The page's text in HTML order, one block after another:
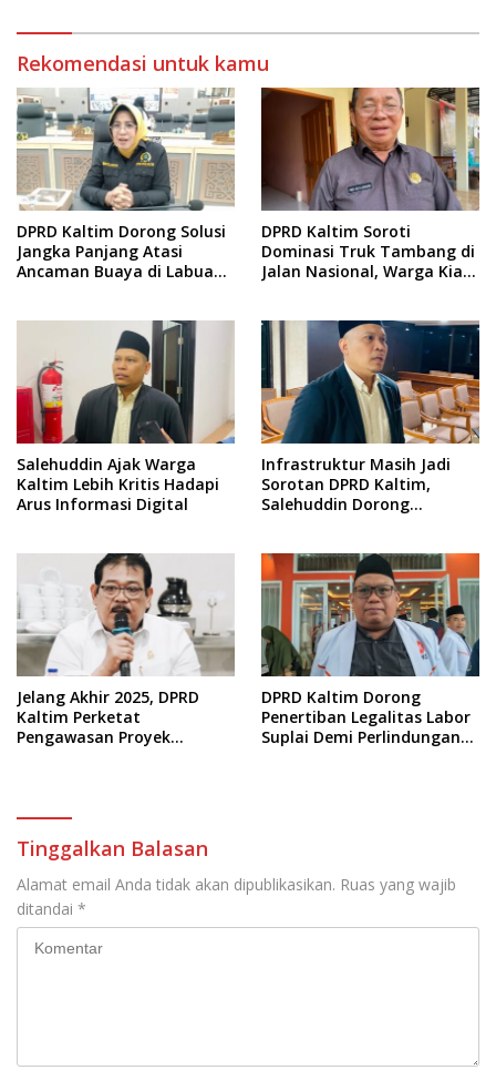
Rekomendasi untuk kamu
DPRD Kaltim Dorong Solusi
Jangka Panjang Atasi
Ancaman Buaya di Labuan
DPRD Kaltim Soroti
Dominasi Truk Tambang di
Jalan Nasional, Warga Kian
Salehuddin Ajak Warga
Kaltim Lebih Kritis Hadapi
Arus Informasi Digital
Infrastruktur Masih Jadi
Sorotan DPRD Kaltim,
Salehuddin Dorong
Jelang Akhir 2025, DPRD
Kaltim Perketat
Pengawasan Proyek
DPRD Kaltim Dorong
Penertiban Legalitas Labor
Suplai Demi Perlindungan
Tinggalkan Balasan
Alamat email Anda tidak akan dipublikasikan. Ruas yang wajib
ditandai *